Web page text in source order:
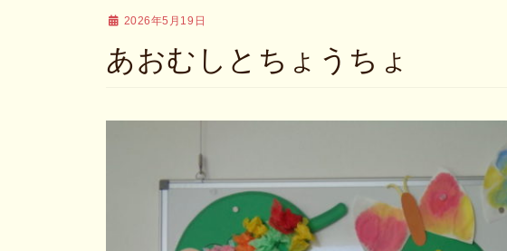
2026年5月19日
あおむしとちょうちょ